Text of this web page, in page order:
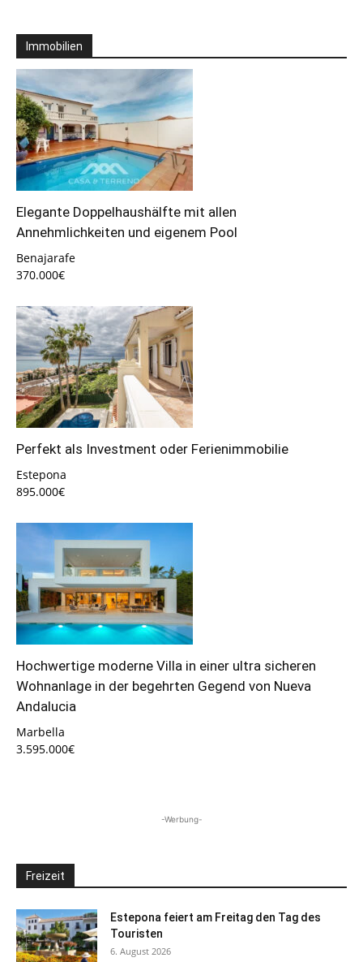
Immobilien
Elegante Doppelhaushälfte mit allen
Annehmlichkeiten und eigenem Pool
Benajarafe
370.000€
Perfekt als Investment oder Ferienimmobilie
Estepona
895.000€
Hochwertige moderne Villa in einer ultra sicheren
Wohnanlage in der begehrten Gegend von Nueva
Andalucia
Marbella
3.595.000€
-Werbung-
Freizeit
Estepona feiert am Freitag den Tag des
Touristen
6. August 2026